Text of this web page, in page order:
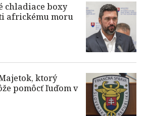
chladiace boxy
africkému moru
ktorý
pomôcť ľuďom v